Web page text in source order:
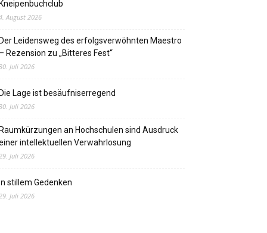
Kneipenbuchclub
August 2026
Der Leidensweg des erfolgsverwöhnten Maestro
– Rezension zu „Bitteres Fest“
Juli 2026
Die Lage ist besäufniserregend
Juli 2026
Raumkürzungen an Hochschulen sind Ausdruck
intellektuellen Verwahrlosung
Juli 2026
In stillem Gedenken
Juli 2026